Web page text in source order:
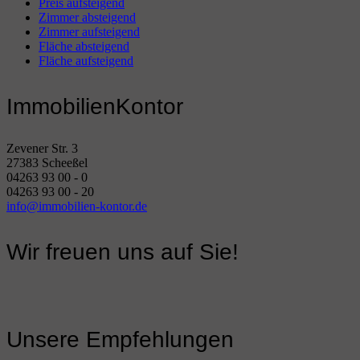
Preis aufsteigend
Zimmer absteigend
Zimmer aufsteigend
Fläche absteigend
Fläche aufsteigend
ImmobilienKontor
Zevener Str. 3
27383 Scheeßel
04263 93 00 - 0
04263 93 00 - 20
info@immobilien-kontor.de
Wir freuen uns auf Sie!
Unsere Empfehlungen